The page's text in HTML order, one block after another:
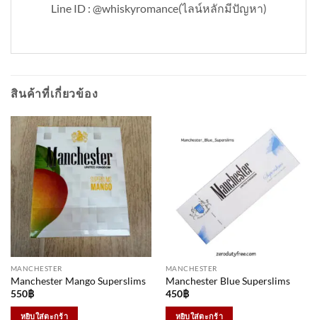
Line ID : @whiskyromance(ไลน์หลักมีปัญหา)
สินค้าที่เกี่ยวข้อง
MANCHESTER
Manchester Mango Superslims
550฿
หยิบใส่ตะกร้า
MANCHESTER
Manchester Blue Superslims
450฿
หยิบใส่ตะกร้า